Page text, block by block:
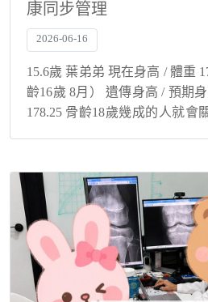
康同步管理
2026-06-16
15.6歲 葉弟弟 現在身高 / 體重
齡16歲 8月） 遺傳身高 / 預期身
178.25 骨齡18歲幾成的人就會